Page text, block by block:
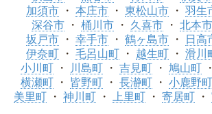
加須市
本庄市 東松山市 羽生
深谷市
桶川市 久喜市 北本市
坂戸市
幸手市 鶴ヶ島市 日高
伊奈町
毛呂山町 越生町 滑川町
小川町
川島町 吉見町 鳩山町
横瀬町
皆野町 長瀞町 小鹿野町
美里町
神川町 上里町 寄居町